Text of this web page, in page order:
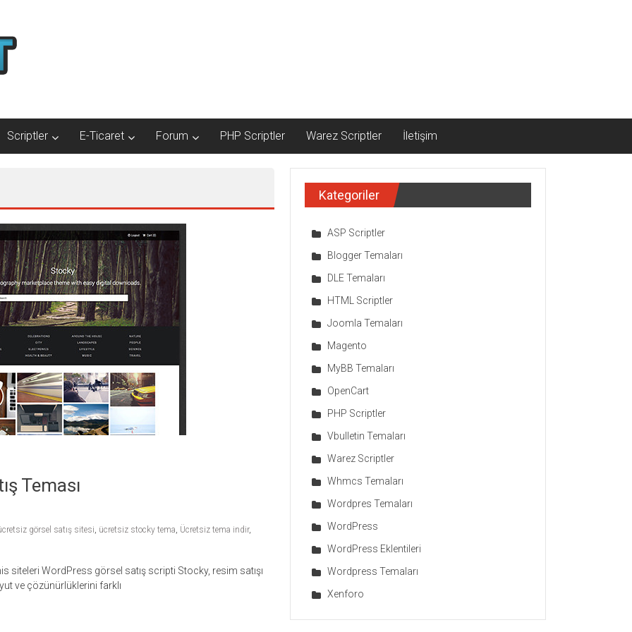
Scriptler E-Ticaret Forum PHP Scriptler Warez Scriptler İletişim
Teması
görsel satış sitesi, ücretsiz stocky tema, Ücretsiz tema indir,
siteleri WordPress görsel satış scripti Stocky, resim satışı
ve çözünürlüklerini farklı
Kategoriler
ASP Scriptler
Blogger Temaları
DLE Temaları
HTML Scriptler
Joomla Temaları
Magento
MyBB Temaları
OpenCart
PHP Scriptler
Vbulletin Temaları
Warez Scriptler
Whmcs Temaları
Wordpres Temaları
WordPress
WordPress Eklentileri
Wordpress Temaları
Xenforo